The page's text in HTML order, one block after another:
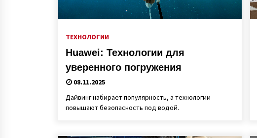
ТЕХНОЛОГИИ
Huawei: Технологии для
уверенного погружения
08.11.2025
Дайвинг набирает популярность, а технологии
повышают безопасность под водой.